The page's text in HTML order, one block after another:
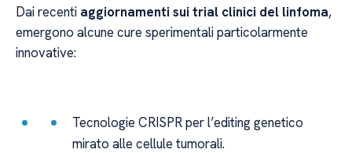
Dai recenti aggiornamenti sui trial clinici del linfoma,
emergono alcune cure sperimentali particolarmente
innovative:
Tecnologie CRISPR per l’editing genetico
mirato alle cellule tumorali.